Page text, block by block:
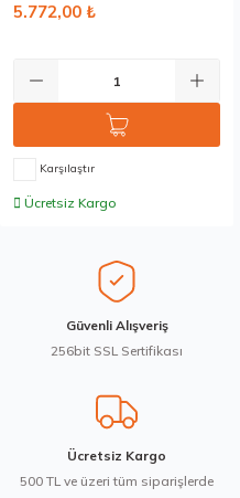
5.772,00 ₺
Karşılaştır
Ücretsiz Kargo
Güvenli Alışveriş
256bit SSL Sertifikası
Ücretsiz Kargo
500 TL ve üzeri tüm siparişlerde